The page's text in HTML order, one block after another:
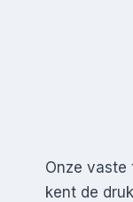
Onze vaste
kent de